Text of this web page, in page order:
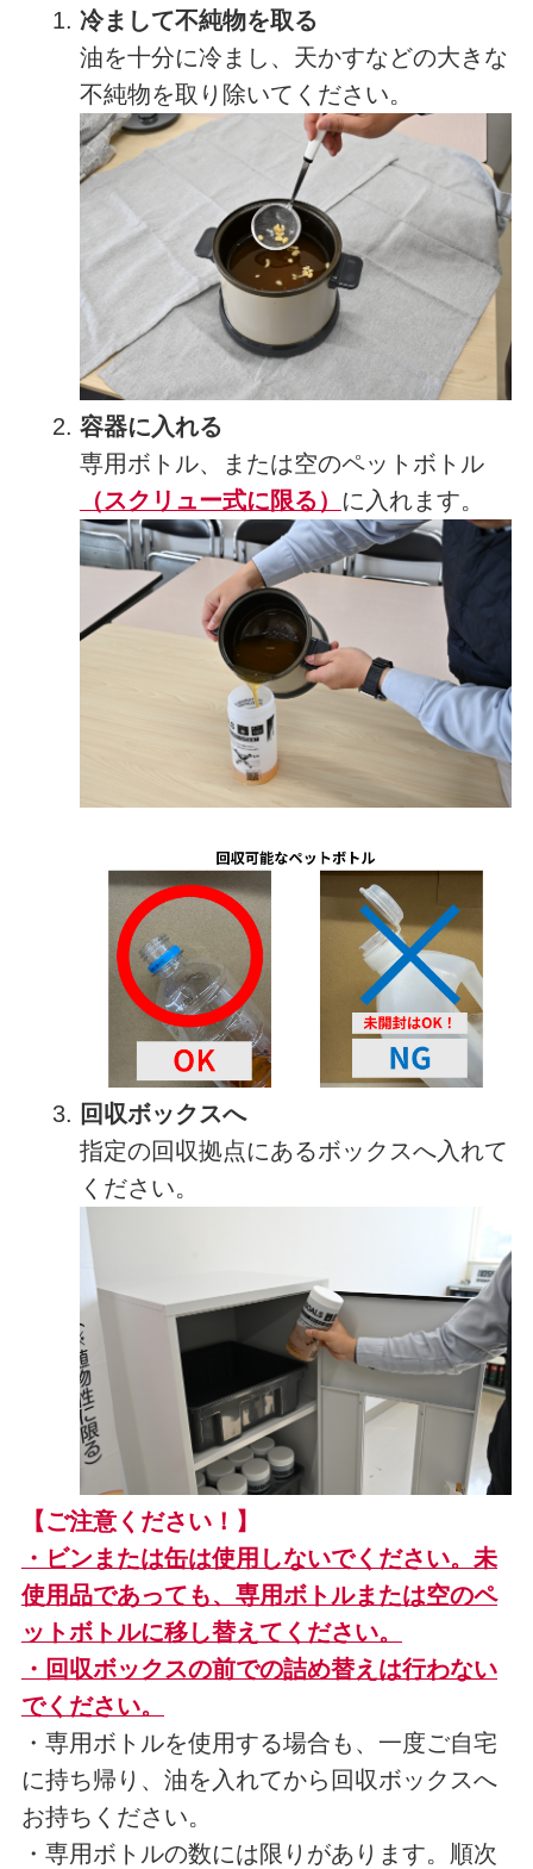
冷まして不純物を取る
油を十分に冷まし、天かすなどの大きな
不純物を取り除いてください。
容器に入れる
専用ボトル、または空のペットボトル
（スクリュー式に限る） に入れます。
回収ボックスへ
指定の回収拠点にあるボックスへ入れて
ください。
【ご注意ください！】
・ビンまたは缶は使用しないでください。未
使用品であっても、専用ボトルまたは空のペ
ットボトルに移し替えてください。
・回収ボックスの前での詰め替えは行わない
でください。
・専用ボトルを使用する場合も、一度ご自宅
に持ち帰り、油を入れてから回収ボックスへ
お持ちください。
・専用ボトルの数には限りがあります。順次